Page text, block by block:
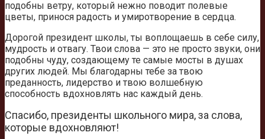
подобны ветру, который нежно поводит полевые
цветы, принося радость и умиротворение в сердца.
Дорогой президент школы, ты воплощаешь в себе силу,
мудрость и отвагу. Твои слова — это не просто звуки, они
подобны чуду, создающему те самые мосты в душах
других людей. Мы благодарны тебе за твою
преданность, лидерство и твою волшебную
способность вдохновлять нас каждый день.
Спасибо, президенты школьного мира, за слова,
которые вдохновляют!